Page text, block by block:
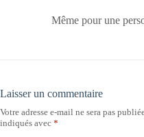
Même pour une
Laisser un commentaire
Votre adresse e-mail ne sera pas
indiqués avec *